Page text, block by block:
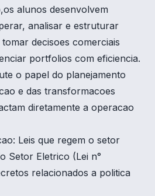
alunos desenvolvem
analisar e estruturar
decisoes comerciais
portfolios com eficiencia.
o papel do planejamento
e das transformacoes
diretamente a operacao
Leis que regem o setor
Setor Eletrico (Lei n°
relacionados a politica